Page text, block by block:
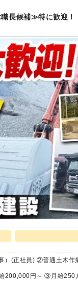
長候補≫特に歓迎
）(正社員) ②普通土木
200,000円～ ③月給